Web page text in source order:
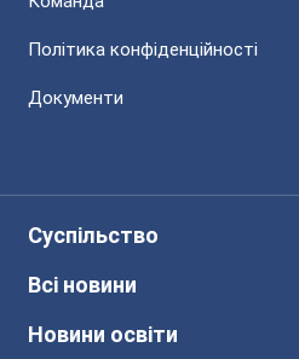
Політика конфіденційності
Документи
Суспільство
Всі новини
Новини освіти